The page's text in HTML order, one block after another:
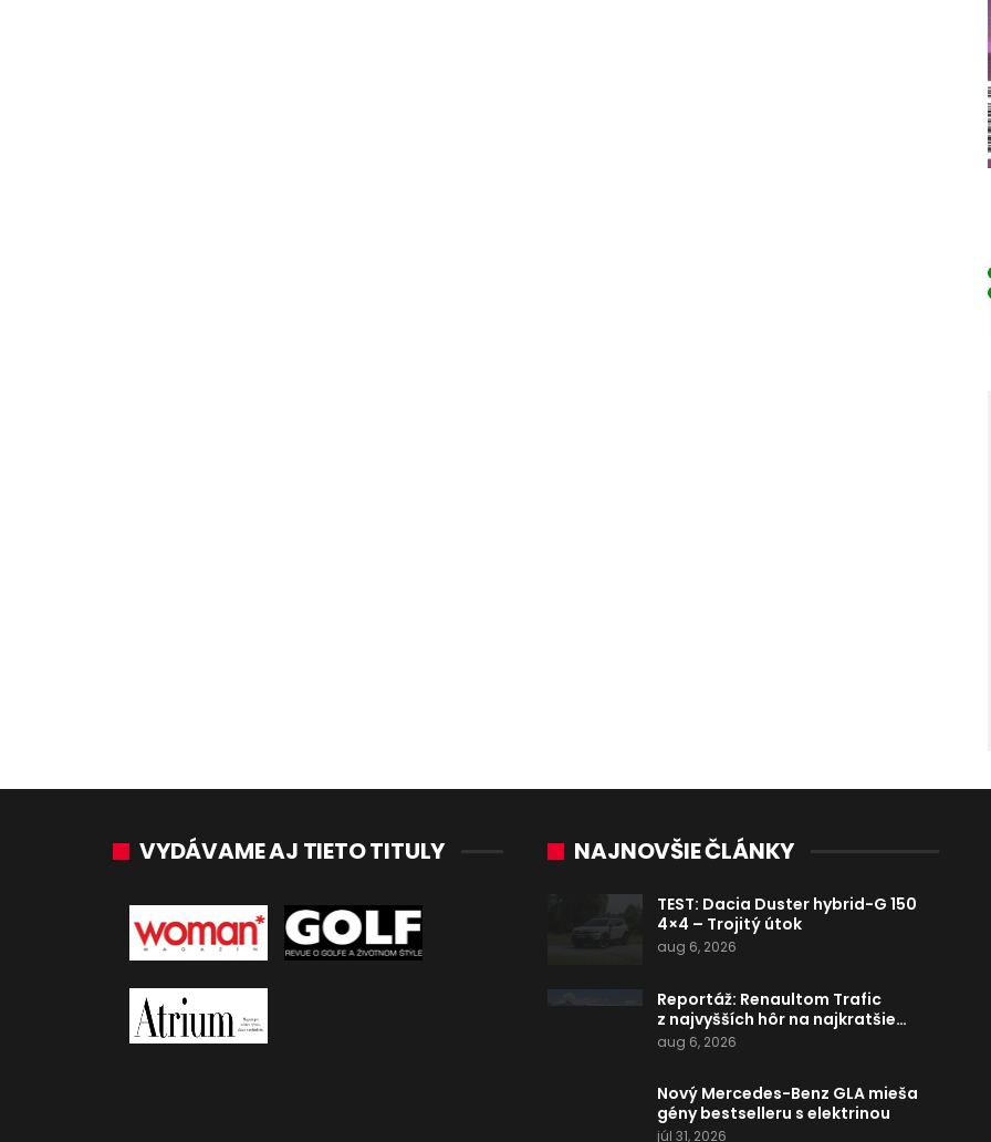
VYDÁVAME AJ TIETO TITULY NAJNOVŠIE ČLÁNKY
TEST: Dacia Duster hybrid-G 150
4×4 – Trojitý útok
aug 6, 2026
Reportáž: Renaultom Trafic
z najvyšších hôr na najkratšie…
aug 6, 2026
Nový Mercedes-Benz GLA mieša
gény bestselleru s elektrinou
júl 31, 2026